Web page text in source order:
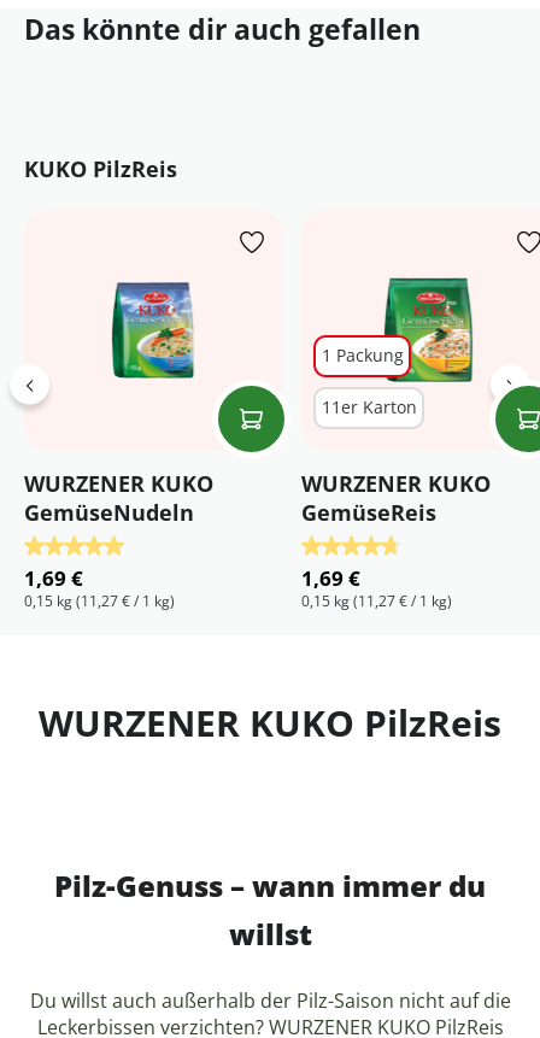
Das könnte dir auch gefallen
Produktgalerie überspringen
KUKO PilzReis
WURZENER KUKO
GemüseNudeln
Durchschnittliche Bewertung von 5 von 5 Sternen
1,69 €
0,15 kg(11,27 € / 1 kg)
1 Packung
11er Karton
WURZENER KUKO
GemüseReis
Durchschnittliche
1,69 €
0,15 kg(11,27 € / 1 kg)
WURZENER KUKO PilzReis
Pilz-Genuss – wann immer du
willst
Du willst auch außerhalb der Pilz-Saison nicht auf die
Leckerbissen verzichten? WURZENER KUKO PilzReis